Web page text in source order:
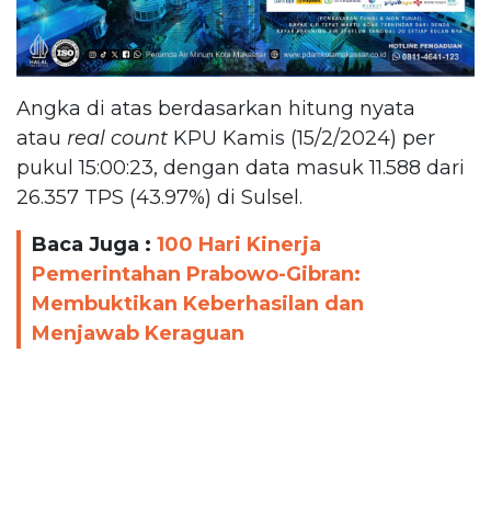
Angka di atas berdasarkan hitung nyata
atau real count KPU Kamis (15/2/2024) per
pukul 15:00:23, dengan data masuk 11.588 dari
26.357 TPS (43.97%) di Sulsel.
Baca Juga : 100 Hari Kinerja
Pemerintahan Prabowo-Gibran:
Membuktikan Keberhasilan dan
Menjawab Keraguan